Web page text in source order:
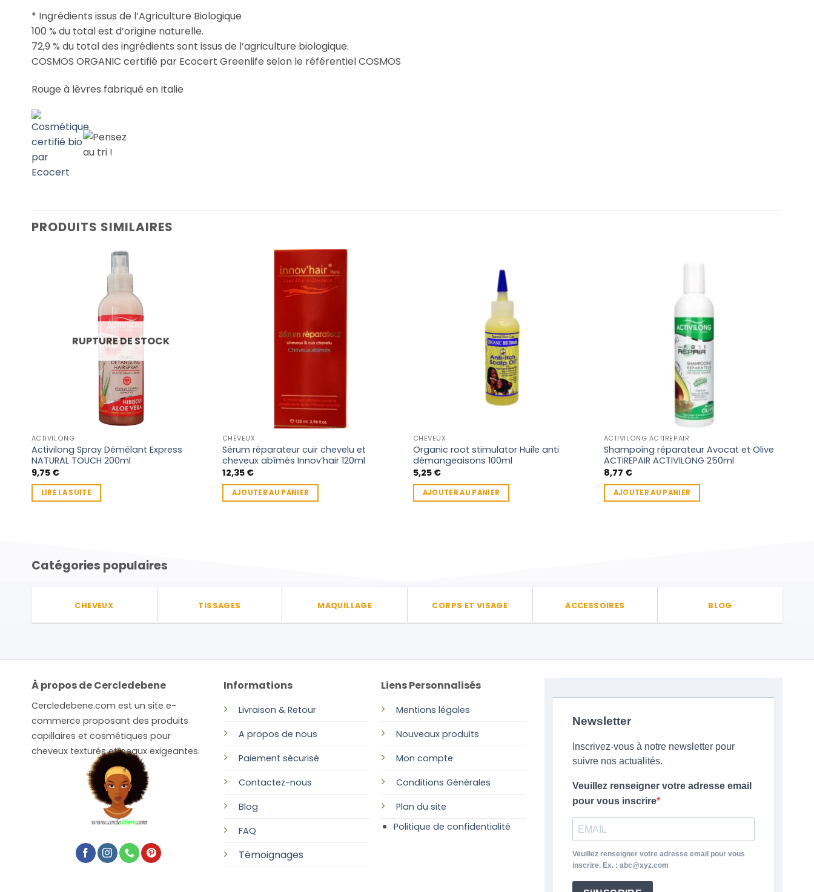
* Ingrédients issus de l’Agriculture Biologique
100 % du total est d’origine naturelle.
72,9 % du total des ingrédients sont issus de l’agriculture biologique.
COSMOS ORGANIC certifié par Ecocert Greenlife selon le référentiel COSMOS
Rouge à lèvres fabriqué en Italie
PRODUITS SIMILAIRES
RUPTURE DE STOCK
ACTIVILONG
Activilong Spray Démêlant Express
NATURAL TOUCH 200ml
9,75 €
LIRE LA SUITE
CHEVEUX
Sérum réparateur cuir chevelu et
cheveux abîmés Innov’hair 120ml
12,35 €
AJOUTER AU PANIER
CHEVEUX
Organic root stimulator Huile anti
démangeaisons 100ml
5,25 €
AJOUTER AU PANIER
ACTIVILONG ACTIREPAIR
Shampoing réparateur Avocat et Olive
ACTIREPAIR ACTIVILONG 250ml
8,77 €
AJOUTER AU PANIER
Catégories populaires
CHEVEUX TISSAGES MAQUILLAGE CORPS ET VISAGE ACCESSOIRES BLOG
À propos de Cercledebene
Cercledebene.com est un site e-
commerce proposant des produits
capillaires et cosmétiques pour
cheveux texturés et peaux exigeantes.
Informations
Livraison & Retour
A propos de nous
Paiement sécurisé
Contactez-nous
Blog
FAQ
Témoignages
Liens Personnalisés
Mentions légales
Nouveaux produits
Mon compte
Conditions Générales
Plan du site
Politique de confidentialité
Newsletter
Inscrivez-vous à notre newsletter pour
suivre nos actualités.
Veuillez renseigner votre adresse email
pour vous inscrire
Veuillez renseigner votre adresse email pour vous
inscrire. Ex. : abc@xyz.com